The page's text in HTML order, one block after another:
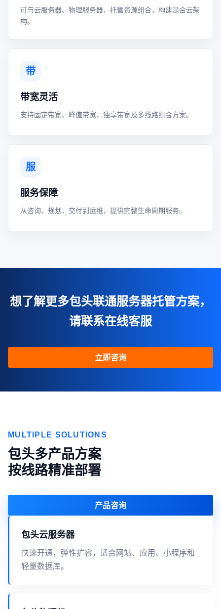
可与云服务器、物理服务器、托管资源组合，构建混合云架
构。
带
带宽灵活
支持固定带宽、峰值带宽、独享带宽及多线路组合方案。
服
服务保障
从咨询、规划、交付到运维，提供完整生命周期服务。
想了解更多包头联通服务器托管方案，
请联系在线客服
立即咨询
MULTIPLE SOLUTIONS
包头多产品方案
按线路精准部署
产品咨询
包头云服务器
快速开通，弹性扩容，适合网站、应用、小程序和
轻量数据库。